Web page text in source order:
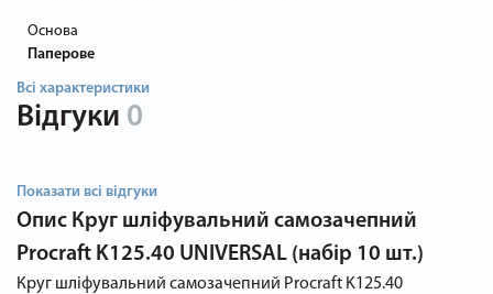
Основа
Паперове
Всі характеристики
Відгуки 0
Показати всі відгуки
Опис Круг шліфувальний самозачепний
Procraft K125.40 UNIVERSAL (набір 10 шт.)
Круг шліфувальний самозачепний Procraft K125.40